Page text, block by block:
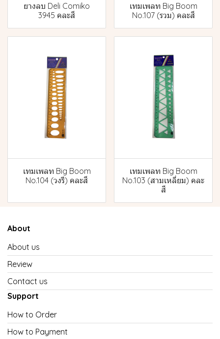
ยางลบ Deli Comiko
3945 คละสี
เทมเพลท Big Boom
No.107 (รวม) คละสี
เทมเพลท Big Boom
No.104 (วงรี) คละสี
เทมเพลท Big Boom
No.103 (สามเหลี่ยม) คละ
สี
About
About us
Review
Contact us
Support
How to Order
How to Payment